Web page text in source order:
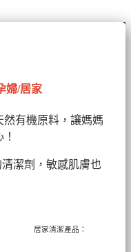
婦/居家
有機原料，讓媽媽
潔劑 ，敏感肌膚也
居家清潔產品：